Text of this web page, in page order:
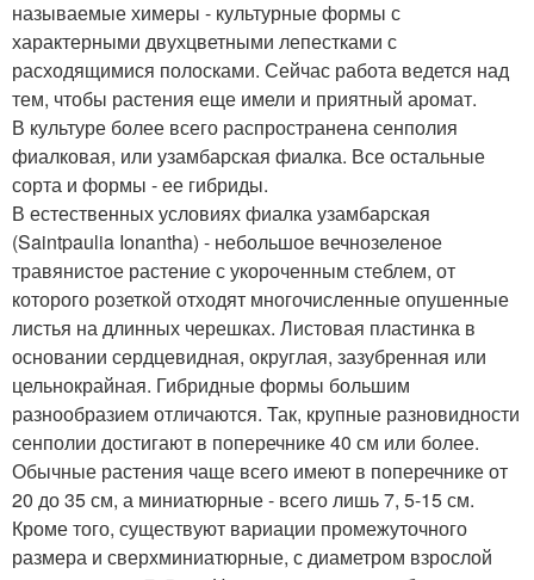
называемые химеры - культурные формы с
характерными двухцветными лепестками с
расходящимися полосками. Сейчас работа ведется над
тем, чтобы растения еще имели и приятный аромат.
В культуре более всего распространена сенполия
фиалковая, или узамбарская фиалка. Все остальные
сорта и формы - ее гибриды.
В естественных условиях фиалка узамбарская
(Saintpaulia Ionantha) - небольшое вечнозеленое
травянистое растение с укороченным стеблем, от
которого розеткой отходят многочисленные опушенные
листья на длинных черешках. Листовая пластинка в
основании сердцевидная, округлая, зазубренная или
цельнокрайная. Гибридные формы большим
разнообразием отличаются. Так, крупные разновидности
сенполии достигают в поперечнике 40 см или более.
Обычные растения чаще всего имеют в поперечнике от
20 до 35 см, а миниатюрные - всего лишь 7, 5-15 см.
Кроме того, существуют вариации промежуточного
размера и сверхминиатюрные, с диаметром взрослой